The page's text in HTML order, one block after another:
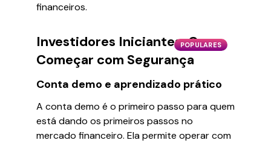
financeiros.
POPULARES
Investidores Iniciantes: Como
Começar com Segurança
Conta demo e aprendizado prático
A conta demo é o primeiro passo para quem
está dando os primeiros passos no
mercado financeiro. Ela permite operar com